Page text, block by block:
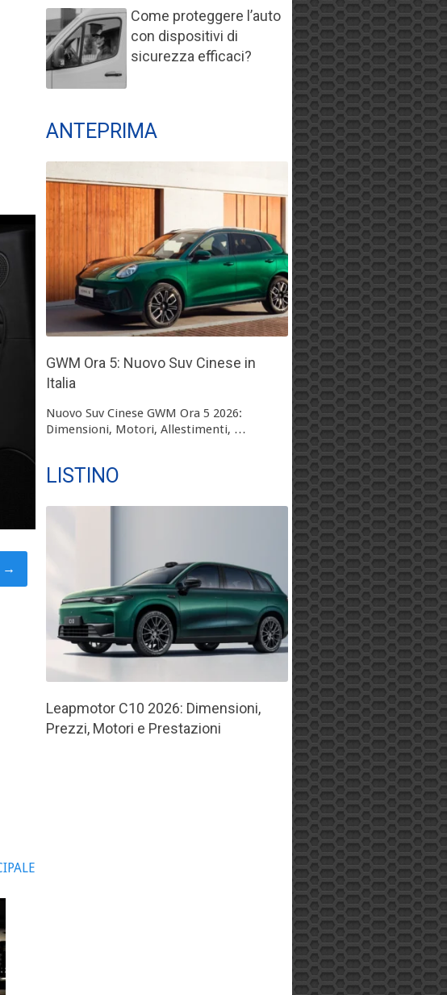
→
Come proteggere l’auto
con dispositivi di
sicurezza efficaci?
ANTEPRIMA
GWM Ora 5: Nuovo Suv Cinese in
Italia
Nuovo Suv Cinese GWM Ora 5 2026:
Dimensioni, Motori, Allestimenti, …
LISTINO
Leapmotor C10 2026: Dimensioni,
Prezzi, Motori e Prestazioni